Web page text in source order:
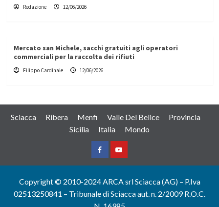
Redazione 12/06/2026
Mercato san Michele, sacchi gratuiti agli operatori
commerciali per la raccolta dei rifiuti
Filippo Cardinale 12/06/2026
Sciacca Ribera Menfi Valle Del Belice
Provincia
Sicilia
Italia Mondo
FacebookYountube
Copyright © 2010-2024 ARCA srl Sciacca (AG) – P.Iva
02513250841 – Tribunale di Sciacca aut. n. 2/2009 R.O.C.